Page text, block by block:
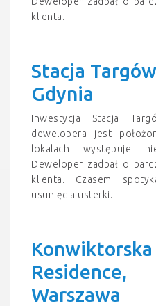
klienta.
Stacja
Gdynia
Inwestycja Stacja
dewelopera jest
lokalach występuje
Deweloper zadbał o
klienta. Czasem
usunięcia usterki.
Konwiktorska
Residence,
Warszawa